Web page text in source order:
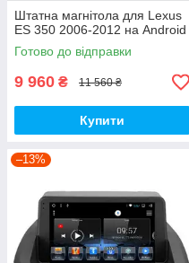
Штатна магнітола для Lexus
ES 350 2006-2012 на Android
Готово до відправки
9 960 ₴ 11 560 ₴
Купити
–13%